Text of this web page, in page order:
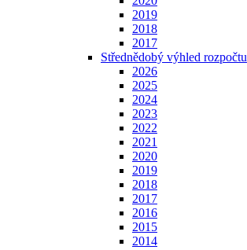
2019
2018
2017
Střednědobý výhled rozpočtu
2026
2025
2024
2023
2022
2021
2020
2019
2018
2017
2016
2015
2014